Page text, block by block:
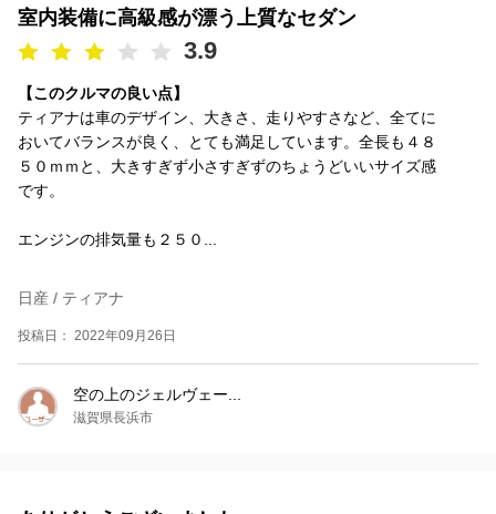
室内装備に高級感が漂う上質なセダン
3.9
【このクルマの良い点】
ティアナは車のデザイン、大きさ、走りやすさなど、全てに
おいてバランスが良く、とても満足しています。全長も４８
５０ｍｍと、大きすぎず小さすぎずのちょうどいいサイズ感
です。
エンジンの排気量も２５０...
日産 / ティアナ
投稿日： 2022年09月26日
空の上のジェルヴェー...
滋賀県長浜市